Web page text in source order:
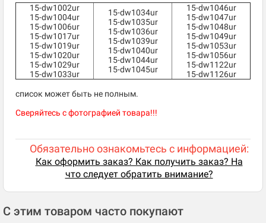
15-dw1002ur
15-dw1004ur
15-dw1006ur
15-dw1017ur
15-dw1019ur
15-dw1020ur
15-dw1029ur
15-dw1033ur
15-dw1034ur
15-dw1035ur
15-dw1036ur
15-dw1039ur
15-dw1040ur
15-dw1044ur
15-dw1045ur
15-dw1046ur
15-dw1047ur
15-dw1048ur
15-dw1049ur
15-dw1053ur
15-dw1056ur
15-dw1122ur
15-dw1126ur
список может быть не полным.
Сверяйтесь с фотографией товара!!!
Обязательно ознакомьтесь с информацией:
Как оформить заказ? Как получить заказ? На
что следует обратить внимание?
С этим товаром часто покупают